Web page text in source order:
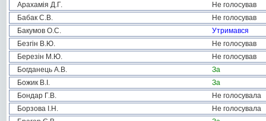
Арахамія Д.Г.
Не голосував
Бабак С.В.
Не голосував
Бакумов О.С.
Утримався
Безгін В.Ю.
Не голосував
Березін М.Ю.
Не голосував
Богданець А.В.
За
Божик В.І.
За
Бондар Г.В.
Не голосувала
Борзова І.Н.
Не голосувала